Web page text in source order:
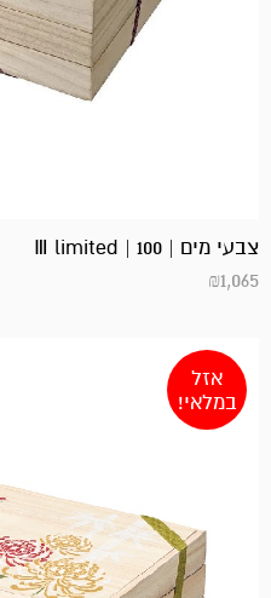
צבעי מים | 100 | Ⅲ limited
₪1,065
אזל
במלאי!